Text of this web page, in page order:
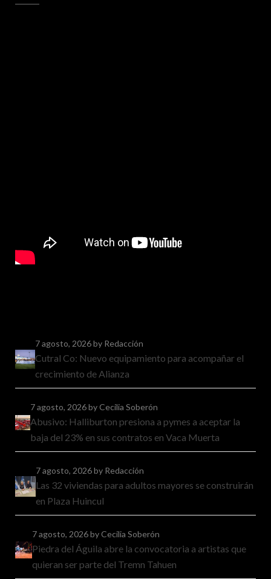
7 agosto, 2026by Redacción
Cutral Co: Nuevo equipamiento para acompañar el
crecimiento de Alianza
7 agosto, 2026by Cecilia Soberón
Abusivo: Halliburton presiona a pymes a aceptar la
baja del 23% en sus contratos en Vaca Muerta
7 agosto, 2026by Redacción
Las 32 viviendas para adultos mayores se construirán
en Plaza Huincul
7 agosto, 2026by Cecilia Soberón
Piedra del Águila abre la convocatoria a artistas que
quieran ser parte del Tremn Tahuen